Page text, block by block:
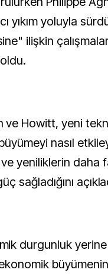
yıkım yoluyla
ilişkin
ve Howitt, yeni
nasıl
yeniliklerin daha
sağladığını
durgunluk yerine